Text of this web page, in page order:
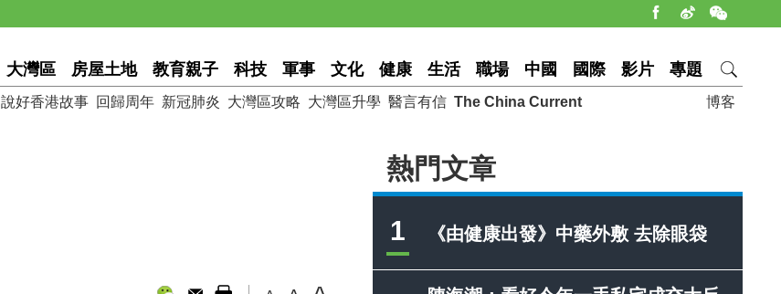
大灣區 房屋土地 教育親子 科技 軍事 文化 健康 生活 職場 中國 國際 影片 專題
博客
說好香港故事 回歸周年 新冠肺炎 大灣區攻略 大灣區升學 醫言有信 The China Current
熱門文章
1 《由健康出發》中藥外敷 去除眼袋